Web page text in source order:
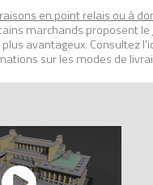
en point relais ou à
marchands proposent le
avantageux. Consultez
sur les modes de